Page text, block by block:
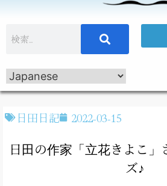
日田日記 2022-03-15
日田の作家「立花きよこ」
ズ♪